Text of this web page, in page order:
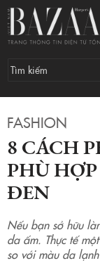
FASHION
8 CÁCH
PHÙ
ĐEN
Nếu bạn sở hữu
da ấm. Thực tế
so với màu da
8 cách phối